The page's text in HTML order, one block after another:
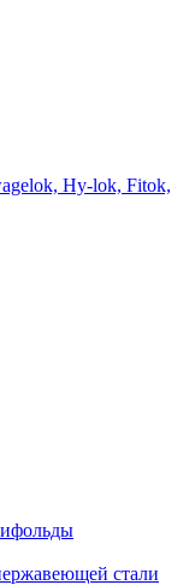
стали